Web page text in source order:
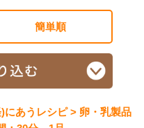
簡単順
にあうレシピ > 卵・乳製品